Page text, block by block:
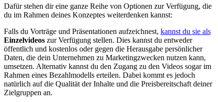
Dafür stehen dir eine ganze Reihe von Optionen zur Verfügung, die
du im Rahmen deines Konzeptes weiterdenken kannst:
Falls du Vorträge und Präsentationen aufzeichnest, kannst du sie als
Einzelvideos zur Verfügung stellen. Dies kannst du entweder
öffentlich und kostenlos oder gegen die Herausgabe persönlicher
Daten, die dein Unternehmen zu Marketingzwecken nutzen kann,
umsetzen. Alternativ kannst du den Zugang zu den Videos sogar im
Rahmen eines Bezahlmodells erteilen. Dabei kommt es jedoch
natürlich auf die Qualität der Inhalte und die Preisbereitschaft deiner
Zielgruppen an.